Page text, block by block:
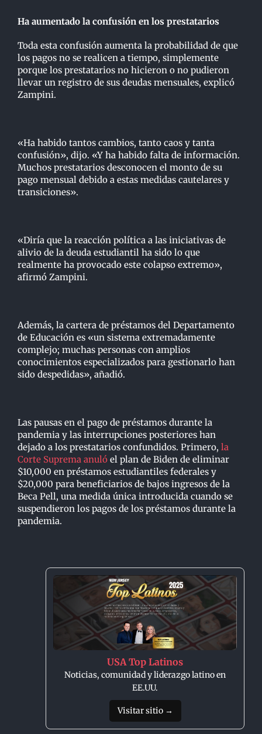
Ha aumentado la confusión en los prestatarios
Toda esta confusión aumenta la probabilidad de que
los pagos no se realicen a tiempo, simplemente
porque los prestatarios no hicieron o no pudieron
llevar un registro de sus deudas mensuales, explicó
Zampini.
«Ha habido tantos cambios, tanto caos y tanta
confusión», dijo. «Y ha habido falta de información.
Muchos prestatarios desconocen el monto de su
pago mensual debido a estas medidas cautelares y
transiciones».
«Diría que la reacción política a las iniciativas de
alivio de la deuda estudiantil ha sido lo que
realmente ha provocado este colapso extremo»,
afirmó Zampini.
Además, la cartera de préstamos del Departamento
de Educación es «un sistema extremadamente
complejo; muchas personas con amplios
conocimientos especializados para gestionarlo han
sido despedidas», añadió.
Las pausas en el pago de préstamos durante la
pandemia y las interrupciones posteriores han
dejado a los prestatarios confundidos. Primero, la
Corte Suprema anuló el plan de Biden de eliminar
$10,000 en préstamos estudiantiles federales y
$20,000 para beneficiarios de bajos ingresos de la
Beca Pell, una medida única introducida cuando se
suspendieron los pagos de los préstamos durante la
pandemia.
USA Top Latinos
Noticias, comunidad y liderazgo latino en
EE.UU.
Visitar sitio →